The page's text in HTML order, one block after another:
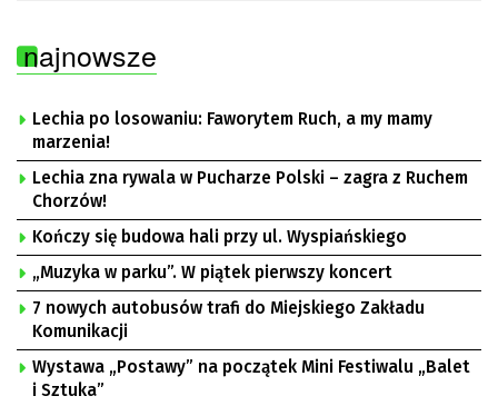
najnowsze
Lechia po losowaniu: Faworytem Ruch, a my mamy
marzenia!
Lechia zna rywala w Pucharze Polski – zagra z Ruchem
Chorzów!
Kończy się budowa hali przy ul. Wyspiańskiego
„Muzyka w parku”. W piątek pierwszy koncert
7 nowych autobusów trafi do Miejskiego Zakładu
Komunikacji
Wystawa „Postawy” na początek Mini Festiwalu „Balet
i Sztuka”